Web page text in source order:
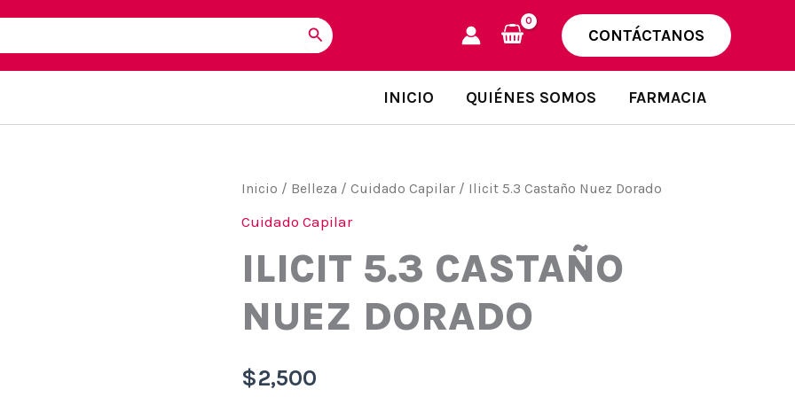
CONTÁCTANOS
INICIO QUIÉNES SOMOS FARMACIA
Inicio / Belleza / Cuidado Capilar / Ilicit 5.3 Castaño Nuez Dorado
Cuidado Capilar
ILICIT 5.3 CASTAÑO
NUEZ DORADO
$2,500